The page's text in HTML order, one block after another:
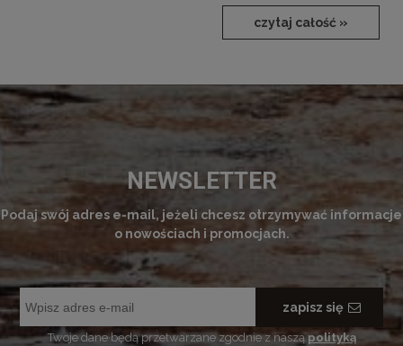
czytaj całość »
NEWSLETTER
Podaj swój adres e-mail, jeżeli chcesz otrzymywać informacje
o nowościach i promocjach.
zapisz się
Twoje dane będą przetwarzane zgodnie z naszą polityką